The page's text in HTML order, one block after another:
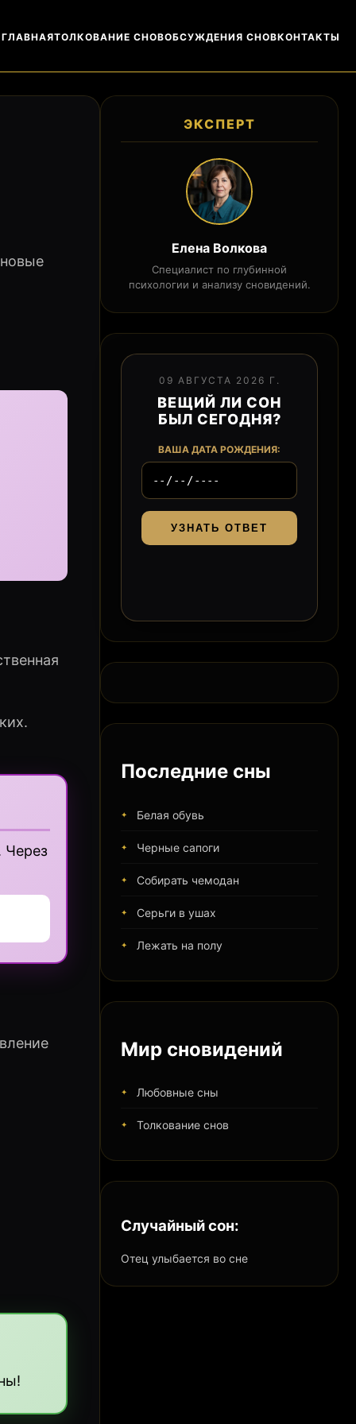
ГЛАВНАЯТОЛКОВАНИЕ СНОВОБСУЖДЕНИЯ СНОВКОНТАКТЫ
Через
ЭКСПЕРТ
Елена Волкова
Специалист по глубинной
психологии и анализу сновидений.
09 АВГУСТА 2026 Г.
ВЕЩИЙ ЛИ СОН
БЫЛ СЕГОДНЯ?
ВАША ДАТА РОЖДЕНИЯ:
УЗНАТЬ ОТВЕТ
Последние сны
Белая обувь
Черные сапоги
Собирать чемодан
Серьги в ушах
Лежать на полу
Мир сновидений
Любовные сны
Толкование снов
Случайный сон:
Отец улыбается во сне